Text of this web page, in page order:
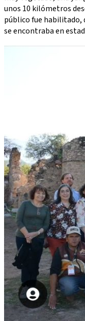
unos 10 kilómetros
público fue habilitado,
se encontraba en